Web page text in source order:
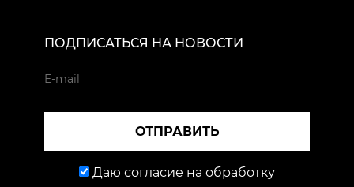
ПОДПИСАТЬСЯ НА НОВОСТИ
ОТПРАВИТЬ
Даю согласие на обработку